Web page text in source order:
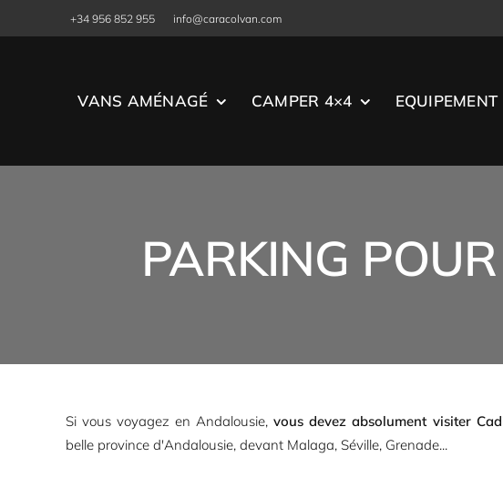
to
+34 956 852 955 info@caracolvan.com
VANS AMÉNAGÉ CAMPER 4×4 EQUIPEMENT
PARKING
Si vous voyagez en Andalousie,vous devez absolument visiter
belle province d'Andalousie, devant Malaga, Séville, Grenade...